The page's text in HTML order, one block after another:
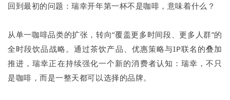
回到最初的问题：瑞幸开年第一杯不是咖啡，意味着什么？
从单一咖啡品类的扩张，转向“覆盖更多时间段、更多人群”的
全时段饮品战略。通过茶饮产品、优惠策略与IP联名的叠加
推进，瑞幸正在持续强化一个新的消费者认知：瑞幸，不只
是咖啡，而是一整天都可以选择的品牌。